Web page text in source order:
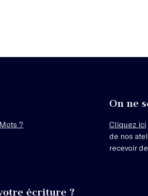
?
On ne
Cliquez ici
de nos
recevoir
écriture ?